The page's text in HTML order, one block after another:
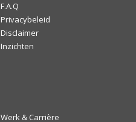
F.A.Q
Privacybeleid
Disclaimer
Inzichten
Werk & Carrière